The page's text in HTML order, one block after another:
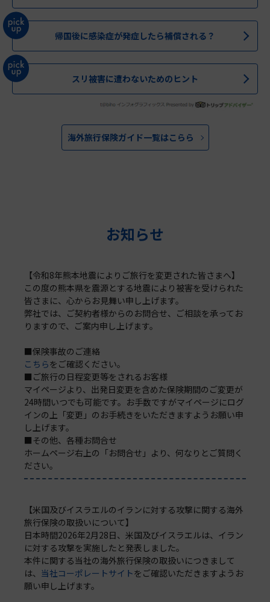
帰国後に感染症が発症したら補償される？
スリ被害に遭わないためのヒント
海外旅行保険ガイド一覧はこらら
お知らせ
【令和8年熊本地震によりご旅行を変更された皆さまへ】
この度の熊本県を震源とする地震により被害を受けられた
皆さまに、心からお見舞い申し上げます。
弊社では、ご契約者様からのお問合せ、ご相談を承ってお
りますので、ご案内申し上げます。
■保険事故のご連絡
こちらをご確認ください。
■ご旅行の日程変更等をされるお客様
マイページより、出発日変更を含めた保険期間のご変更が
24時間いつでも可能です。お手数ですがマイページにログ
インの上「変更」のお手続きをいただきますようお願い申
し上げます。
■その他、各種お問合せ
ホームページ右上の「お問合せ」より、何なりとご質問く
ださい。
【米国及びイスラエルのイランに対する攻撃に関する海外
旅行保険の取扱いについて】
日本時間2026年2月28日、米国及びイスラエルは、イラン
に対する攻撃を実施したと発表しました。
本件に関する当社の海外旅行保険の取扱いにつきまして
は、 当社コーポレートサイトをご確認いただきますようお
願い申し上げます。